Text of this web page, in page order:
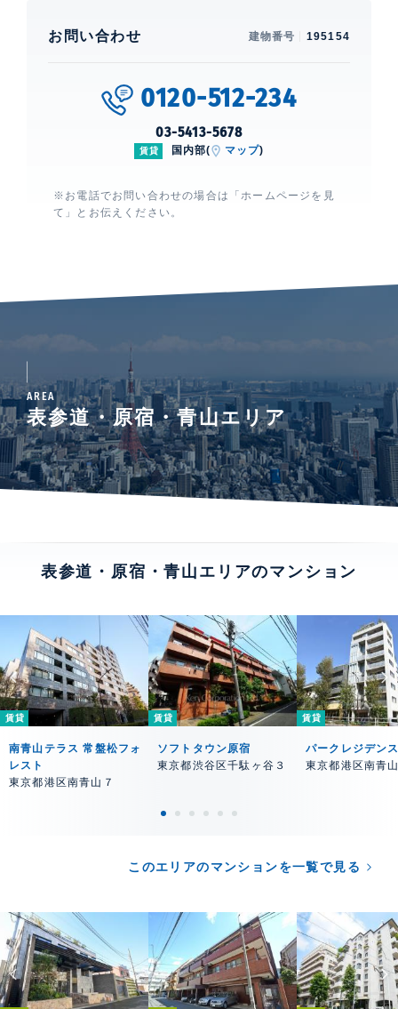
お問い合わせ 建物番号 195154
0120-512-234
03-5413-5678
賃貸 国内部( マップ)
※お電話でお問い合わせの場合は「ホームページを見
て」とお伝えください。
AREA
表参道・原宿・青山エリア
表参道・原宿・青山エリアのマンション
賃貸
南青山テラス 常盤松フォ
レスト
東京都港区南青山７
賃貸
ソフトタウン原宿
東京都渋谷区千駄ヶ谷３
賃貸
パークレジデン
東京都港区南青
このエリアのマンションを一覧で見る